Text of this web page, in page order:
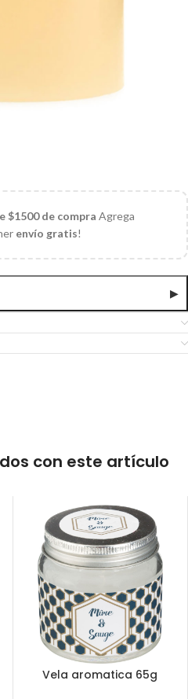
$1500 de compra Agrega
envío gratis!
▶
con este artículo
Vela aromatica 65g